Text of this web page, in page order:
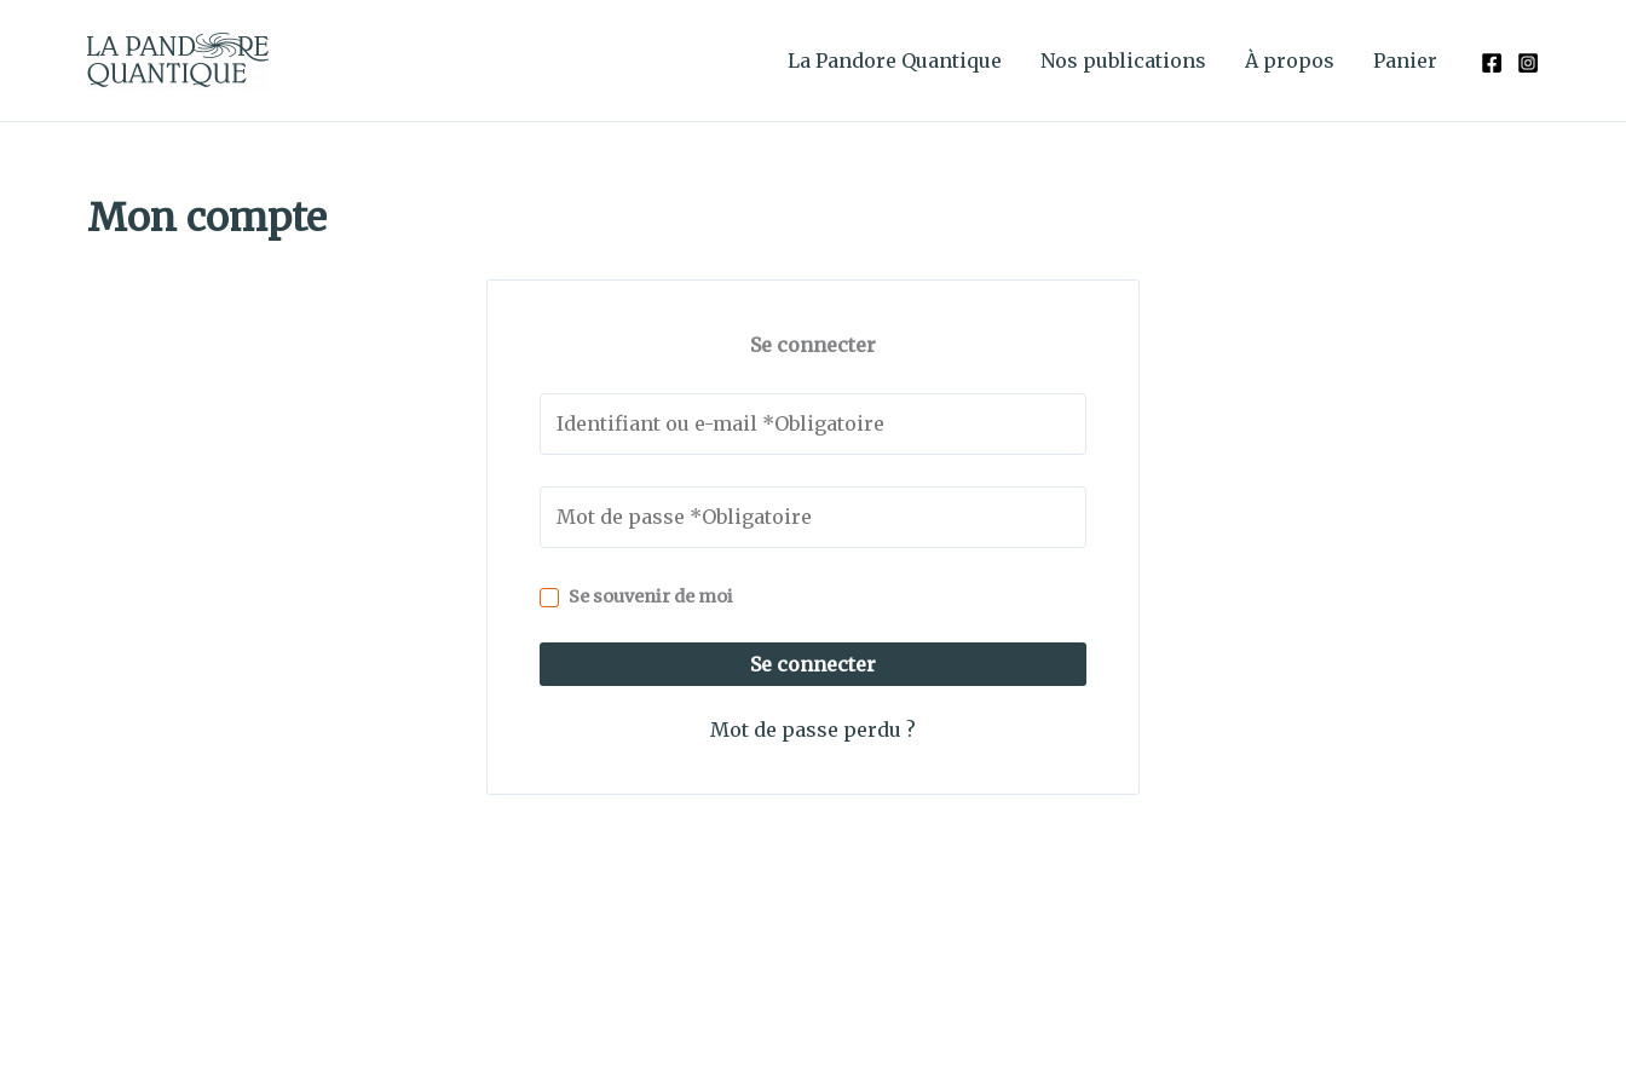
La Pandore Quantique Nos publications À propos Panier
Mon compte
Se connecter
Se souvenir de moi
Se connecter
Mot de passe perdu ?